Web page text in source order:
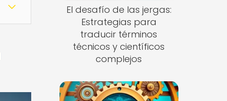
El desafío de las jergas:
Estrategias para
traducir términos
técnicos y científicos
complejos